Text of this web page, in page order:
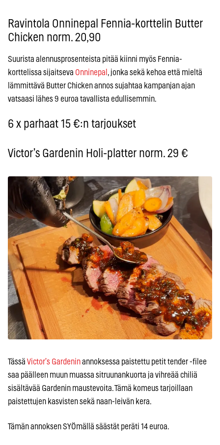
Ravintola Onninepal Fennia-korttelin Butter
Chicken norm. 20,90
Suurista alennusprosenteista pitää kiinni myös Fennia-
korttelissa sijaitseva Onninepal , jonka sekä kehoa että mieltä
lämmittävä Butter Chicken annos sujahtaa kampanjan ajan
vatsaasi lähes 9 euroa tavallista edullisemmin.
6 x parhaat 15 €:n tarjoukset
Victor’s Gardenin Holi-platter norm. 29 €
Tässä Victor’s Gardeninannoksessa paistettu petit tender -filee
saa päälleen muun muassa sitruunankuorta ja vihreää chiliä
sisältävää Gardenin maustevoita. Tämä komeus tarjoillaan
paistettujen kasvisten sekä naan-leivän kera.
Tämän annoksen SYÖmällä säästät peräti 14 euroa.